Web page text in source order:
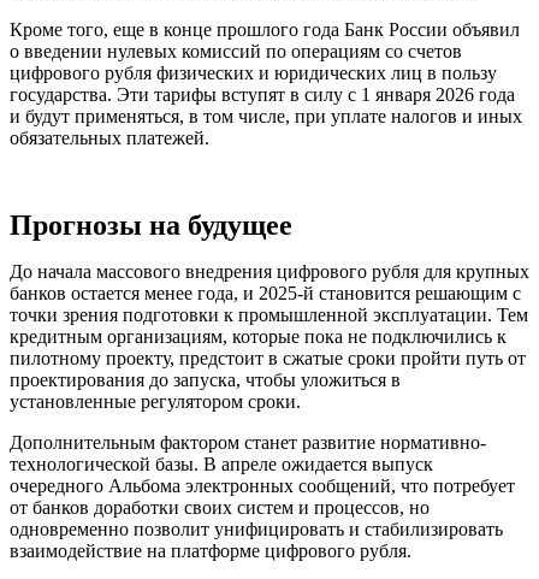
Кроме того, еще в конце прошлого года Банк России объявил
о введении нулевых комиссий по операциям со счетов
цифрового рубля физических и юридических лиц в пользу
государства. Эти тарифы вступят в силу с 1 января 2026 года
и будут применяться, в том числе, при уплате налогов и иных
обязательных платежей.
Прогнозы на будущее
До начала массового внедрения цифрового рубля для крупных
банков остается менее года, и 2025-й становится решающим с
точки зрения подготовки к промышленной эксплуатации. Тем
кредитным организациям, которые пока не подключились к
пилотному проекту, предстоит в сжатые сроки пройти путь от
проектирования до запуска, чтобы уложиться в
установленные регулятором сроки.
Дополнительным фактором станет развитие нормативно-
технологической базы. В апреле ожидается выпуск
очередного Альбома электронных сообщений, что потребует
от банков доработки своих систем и процессов, но
одновременно позволит унифицировать и стабилизировать
взаимодействие на платформе цифрового рубля.